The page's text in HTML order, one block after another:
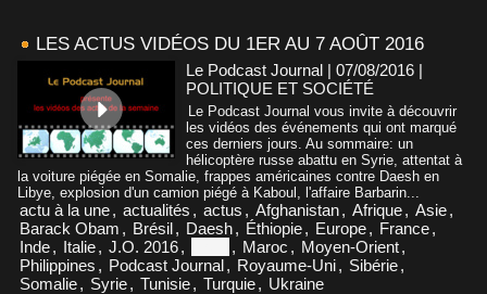
LES ACTUS VIDÉOS DU 1ER AU 7 AOÛT 2016
Le Podcast Journal | 07/08/2016 |
POLITIQUE ET SOCIÉTÉ
Le Podcast Journal vous invite à découvrir
les vidéos des événements qui ont marqué
ces derniers jours. Au sommaire: un
hélicoptère russe abattu en Syrie, attentat à
la voiture piégée en Somalie, frappes américaines contre Daesh en
Libye, explosion d'un camion piégé à Kaboul, l'affaire Barbarin...
actu à la une, actualités , actus , Afghanistan, Afrique, Asie,
Barack Obam , Brésil, Daesh, Éthiopie, Europe, France,
Inde, Italie, J.O. 2016, , Maroc , Moyen-Orient,
Philippines , Podcast Journal, Royaume-Uni, Sibérie,
Somalie, Syrie, Tunisie, Turquie, Ukraine